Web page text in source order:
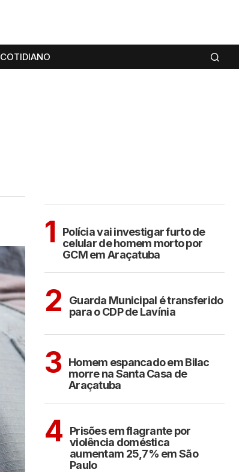
COTIDIANO
1
Polícia vai investigar furto de
celular de homem morto por
GCM em Araçatuba
2
Guarda Municipal é transferido
para o CDP de Lavínia
3 Homem espancado em Bilac
morre na Santa Casa de
Araçatuba
4
Prisões em flagrante por
violência doméstica
aumentam 25,7% em São
Paulo